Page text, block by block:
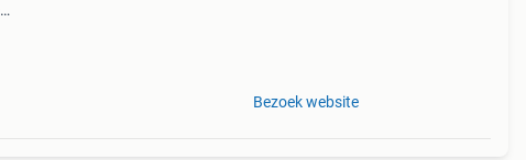
Bezoek website